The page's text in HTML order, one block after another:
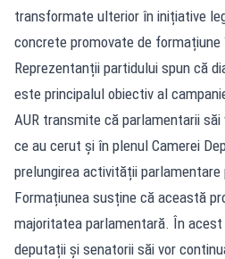
transformate ulterior în inițiative
concrete promovate de formațiune
Reprezentanții partidului spun că
este principalul obiectiv al
AUR transmite că parlamentarii
ce au cerut și în plenul Camerei
prelungirea activității parlamentare
Formațiunea susține că această
majoritatea parlamentară. În
deputații și senatorii săi vor